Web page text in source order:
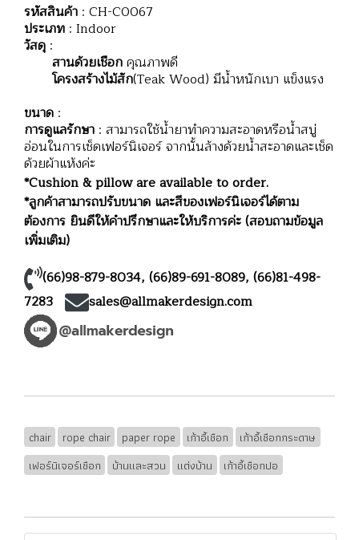
รหัสสินค้า : CH-C0067
ประเภท : Indoor
วัสดุ :
สานด้วยเชือกคุณภาพดี
โครงสร้างไม้สัก(Teak Wood) มีน้ำหนักเบา แข็งแรง
ขนาด :
การดูแลรักษา : สามารถใช้น้ำยาทำความสะอาดหรือน้ำสบู่
อ่อนในการเช็ดเฟอร์นิเจอร์ จากนั้นล้างด้วยน้ำสะอาดและเช็ด
ด้วยผ้าแห้งค่ะ
*Cushion & pillow are available to order.
*ลูกค้าสามารถปรับขนาด และสีของเฟอร์นิเจอร์ได้ตาม
ต้องการ ยินดีให้คำปรึกษาและให้บริการค่ะ (สอบถามข้อมูล
เพิ่มเติม)
(66)98-879-8034, (66)89-691-8089, (66)81-498-
7283
sales@allmakerdesign.com
chair rope chair paper rope เก้าอี้เชือก
เก้าอี้เชือกกระดาษ
เฟอร์นิเจอร์เชือก
บ้านและสวน แต่งบ้าน เก้าอี้เชือกปอ